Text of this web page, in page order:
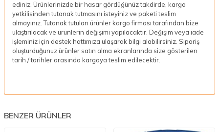
ediniz. Ürünlerinizde bir hasar gördüğünüz takdirde, kargo
yetkilisinden tutanak tutmasını isteyiniz ve paketi teslim
almayınız. Tutanak tutulan ürünler kargo firması tarafından bize
ulaştırılacak ve ürünlerin değişimi yapılacaktır. Değişim veya iade
işleminiz için destek hattımıza ulaşarak bilgi alabilirsiniz. Sipariş
oluşturduğunuz ürünler satın alma ekranlarında size gösterilen
tarih / tarihler arasında kargoya teslim edilecektir.
BENZER ÜRÜNLER